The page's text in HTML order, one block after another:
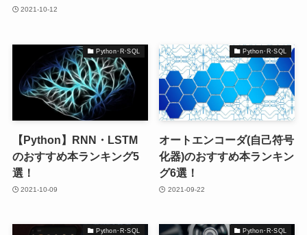
2021-10-12
Python･R･SQL
【Python】RNN・LSTM
のおすすめ本ランキング5
選！
2021-10-09
Python･R･SQL
オートエンコーダ(自己符号
化器)のおすすめ本ランキン
グ6選！
2021-09-22
Python･R･SQL Python･R･SQL